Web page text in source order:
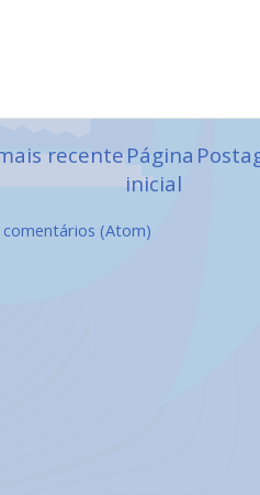
recentePágina
inicial
(Atom)